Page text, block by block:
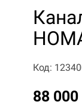
Код:
88